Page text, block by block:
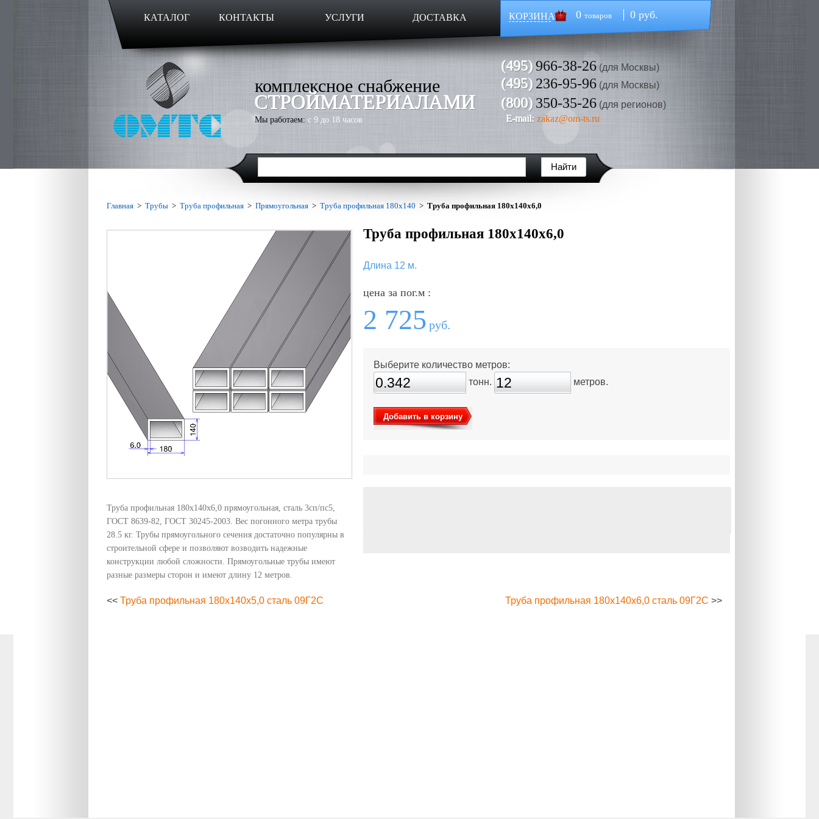
КАТАЛОГ КОНТАКТЫ УСЛУГИ ДОСТАВКА КОРЗИНА 0 товаров 0 руб.
комплексное снабжение
СТРОЙМАТЕРИАЛАМИ
Мы работаем: с 9 до 18 часов
(495)966-38-26 (для Москвы)
(495)236-95-96 (для Москвы)
(800)350-35-26 (для регионов)
E-mail: zakaz@om-ts.ru
Главная > Трубы > Труба профильная > Прямоугольная > Труба профильная 180х140 > Труба профильная 180х140х6,0
Труба профильная 180х140х6,0 прямоугольная, сталь 3сп/пс5,
ГОСТ 8639-82, ГОСТ 30245-2003. Вес погонного метра трубы
28.5 кг. Трубы прямоугольного сечения достаточно популярны в
строительной сфере и позволяют возводить надежные
конструкции любой сложности. Прямоугольные трубы имеют
разные размеры сторон и имеют длину 12 метров.
Труба профильная 180х140х6,0
Длина 12 м.
цена за пог.м :
2 725 руб.
Выберите количество метров:
тонн.
метров.
Добавить в корзину
<< Труба профильная 180х140х5,0 сталь 09Г2С Труба профильная 180х140х6,0 сталь 09Г2С >>